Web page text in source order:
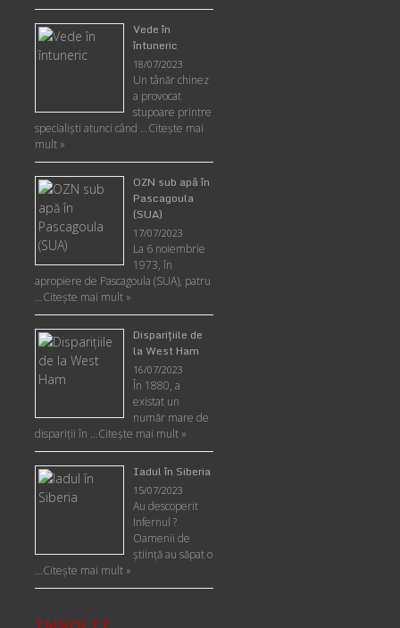
Vede în
întuneric
18/07/2023
Un tânăr chinez
a provocat
stupoare printre
specialişti atunci când …Citește mai
mult »
OZN sub apă în
Pascagoula
(SUA)
17/07/2023
La 6 noiembrie
1973, în
apropiere de Pascagoula (SUA), patru
…Citește mai mult »
Disparițiile de
la West Ham
16/07/2023
În 1880, a
existat un
număr mare de
dispariții în …Citește mai mult »
Iadul în Siberia
15/07/2023
Au descoperit
Infernul ?
Oamenii de
ştiinţă au săpat o
…Citește mai mult »